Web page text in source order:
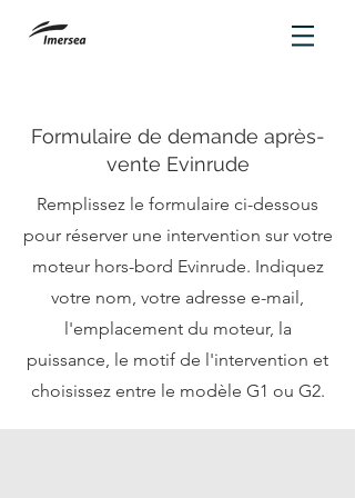
Formulaire de demande après-
vente Evinrude
Remplissez le formulaire ci-dessous
pour réserver une intervention sur votre
moteur hors-bord Evinrude. Indiquez
votre nom, votre adresse e-mail,
l'emplacement du moteur, la
puissance, le motif de l'intervention et
choisissez entre le modèle G1 ou G2.